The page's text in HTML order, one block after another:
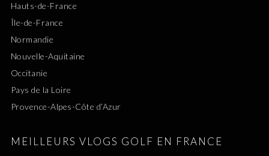
Hauts-de-France
Île-de-France
Normandie
Nouvelle-Aquitaine
Occitanie
Pays de la Loire
Provence-Alpes-Côte d’Azur
MEILLEURS VLOGS GOLF EN FRANCE